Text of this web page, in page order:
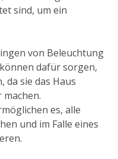
sind, um ein
von Beleuchtung
dafür sorgen,
da sie das Haus
es, alle
und im Falle eines